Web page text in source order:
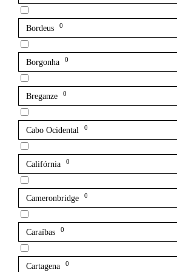
Bordeus 0
Borgonha 0
Breganze 0
Cabo Ocidental 0
Califórnia 0
Cameronbridge 0
Caraíbas 0
Cartagena 0